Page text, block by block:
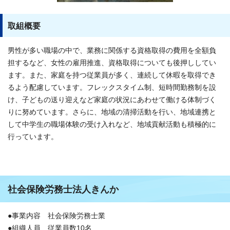
取組概要
男性が多い職場の中で、業務に関係する資格取得の費用を全額負
担するなど、女性の雇用推進、資格取得についても後押ししてい
ます。また、家庭を持つ従業員が多く、連続して休暇を取得でき
るよう配慮しています。フレックスタイム制、短時間勤務制を設
け、子どもの送り迎えなど家庭の状況にあわせて働ける体制づく
りに努めています。さらに、地域の清掃活動を行い、地域連携と
して中学生の職場体験の受け入れなど、地域貢献活動も積極的に
行っています。
社会保険労務士法人きんか
●事業内容 社会保険労務士業
●組織人員 従業員数10名